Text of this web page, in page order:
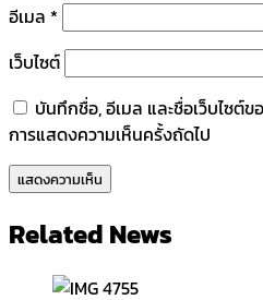
อีเมล *
เว็บไซต์
บันทึกชื่อ, อีเมล และชื่อเว็บไซต์
การแสดงความเห็นครั้งถัดไป
Related News